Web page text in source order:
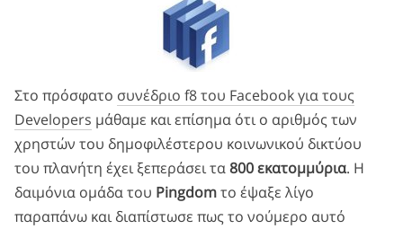
Στο πρόσφατο συνέδριο f8 του Facebook για τους
Developers μάθαμε και επίσημα ότι ο αριθμός των
χρηστών του δημοφιλέστερου κοινωνικού δικτύου
του πλανήτη έχει ξεπεράσει τα800 εκατομμύρια. Η
δαιμόνια ομάδα του Pingdomτο έψαξε λίγο
παραπάνω και διαπίστωσε πως το νούμερο αυτό